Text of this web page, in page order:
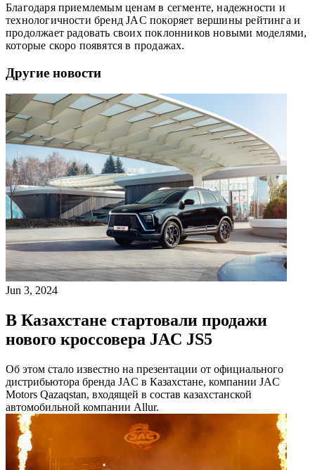
Благодаря приемлемым ценам в сегменте, надежности и
технологичности бренд JAC покоряет вершины рейтинга и
продолжает радовать своих поклонников новыми моделями,
которые скоро появятся в продажах.
Другие новости
Jun 3, 2024
В Казахстане стартовали продажи
нового кроссовера JAC JS5
Об этом стало известно на презентации от официального
дистрибьютора бренда JAC в Казахстане, компании JAC
Motors Qazaqstan, входящей в состав казахстанской
автомобильной компании Allur.